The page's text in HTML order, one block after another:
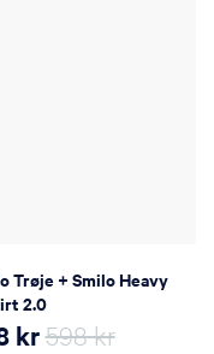
Trøje + Smilo Heavy
2.0
kr598 kr